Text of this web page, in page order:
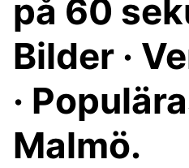
på 60
Bilder ·
·
Malmö.